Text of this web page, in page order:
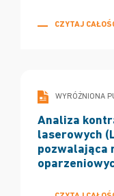
CZYTAJ
WYRÓŻNIONA
Analiza
laserowych
pozwalająca